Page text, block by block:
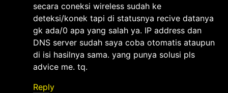
secara coneksi wireless sudah ke
deteksi/konek tapi di statusnya recive datanya
gk ada/0 apa yang salah ya. IP address dan
DNS server sudah saya coba otomatis ataupun
di isi hasilnya sama. yang punya solusi pls
advice me. tq.
Reply